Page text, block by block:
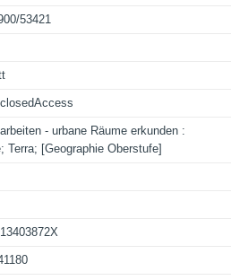
53421
- urbane Räume erkunden :
Terra; [Geographie Oberstufe]